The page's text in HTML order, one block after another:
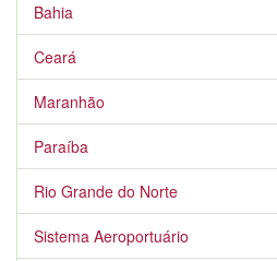
Bahia
Ceará
Maranhão
Paraíba
Rio Grande do Norte
Sistema Aeroportuário